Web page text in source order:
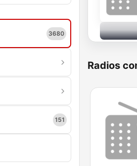
3680
151
Radios